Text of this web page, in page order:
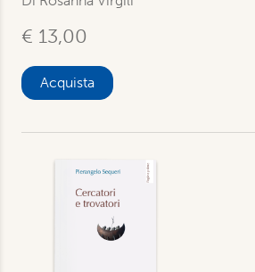
€ 13,00
Acquista